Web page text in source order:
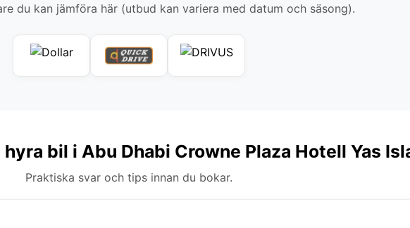
du kan jämföra här (utbud kan variera med datum och säsong).
bil i Abu Dhabi Crowne Plaza Hotell Yas
Praktiska svar och tips innan du bokar.